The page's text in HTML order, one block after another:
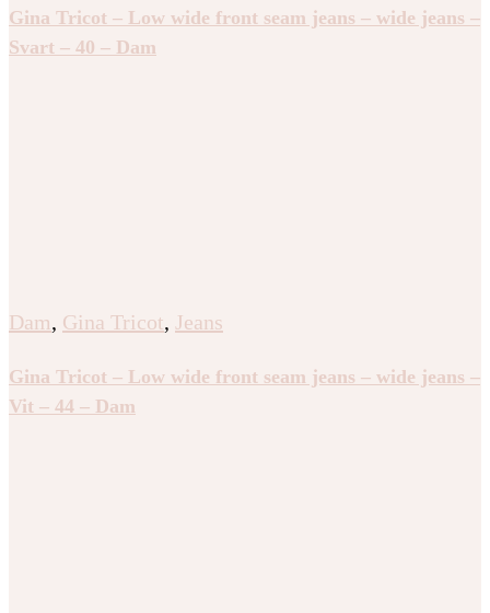
Gina Tricot – Low wide front seam jeans – wide jeans –
Svart – 40 – Dam
Dam, Gina Tricot, Jeans
Gina Tricot – Low wide front seam jeans – wide jeans –
Vit – 44 – Dam